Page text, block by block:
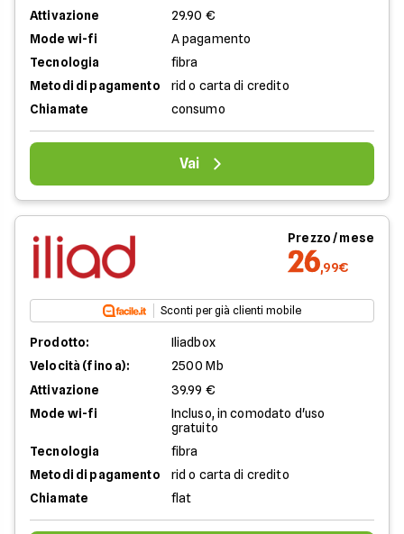
Attivazione
29.90 €
Mode wi-fi
A pagamento
Tecnologia
fibra
Metodi di pagamento
rid o carta di credito
Chiamate
consumo
Vai
Prezzo / mese
26,99€
Sconti per già clienti mobile
Prodotto:
Iliadbox
Velocità (fino a):
2500 Mb
Attivazione
39.99 €
Mode wi-fi
Incluso, in comodato d'uso
gratuito
Tecnologia
fibra
Metodi di pagamento
rid o carta di credito
Chiamate
flat